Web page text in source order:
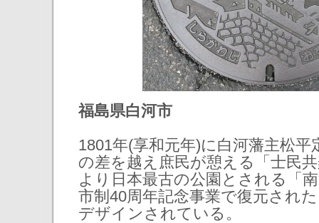
福島県白河市
1801年(享和元年)に白河藩主松平
の差を越え庶民が憩える「士民
より日本最古の公園とされる「
市制40周年記念事業で復元され
デザインされている。